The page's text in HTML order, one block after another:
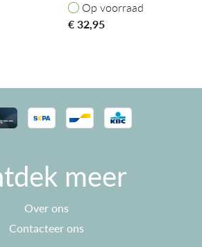
Op voorraad
Op voorraad
€32,95
meer
Over ons
Contacteer ons